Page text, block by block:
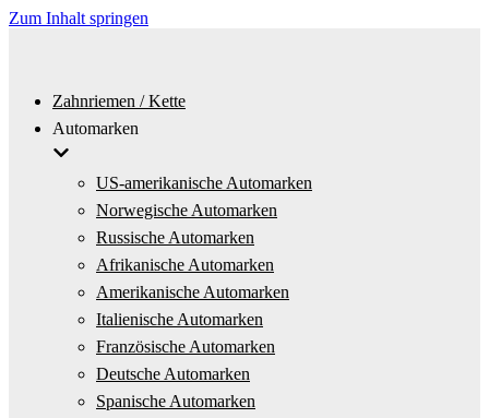
Zum Inhalt springen
Zahnriemen / Kette
Automarken
US-amerikanische Automarken
Norwegische Automarken
Russische Automarken
Afrikanische Automarken
Amerikanische Automarken
Italienische Automarken
Französische Automarken
Deutsche Automarken
Spanische Automarken